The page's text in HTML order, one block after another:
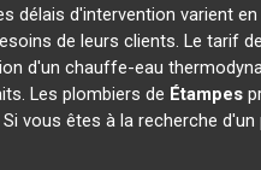
délais d'intervention varient
de leurs clients. Le tarif
d'un chauffe-eau
Les plombiers de Étampes
Si vous êtes à la recherche